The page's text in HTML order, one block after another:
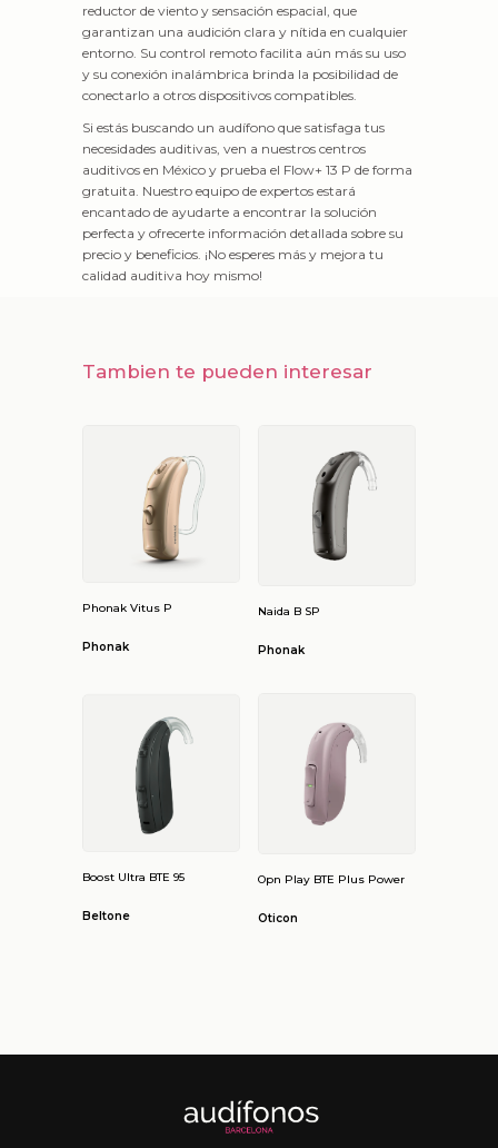
reductor de viento y sensación espacial, que
garantizan una audición clara y nítida en cualquier
entorno. Su control remoto facilita aún más su uso
y su conexión inalámbrica brinda la posibilidad de
conectarlo a otros dispositivos compatibles.
Si estás buscando un audífono que satisfaga tus
necesidades auditivas, ven a nuestros centros
auditivos en México y prueba el Flow+ 13 P de forma
gratuita. Nuestro equipo de expertos estará
encantado de ayudarte a encontrar la solución
perfecta y ofrecerte información detallada sobre su
precio y beneficios. ¡No esperes más y mejora tu
calidad auditiva hoy mismo!
Tambien te pueden interesar
Phonak Vitus P
Phonak
Naida B SP
Phonak
Boost Ultra BTE 95
Beltone
Opn Play BTE Plus Power
Oticon